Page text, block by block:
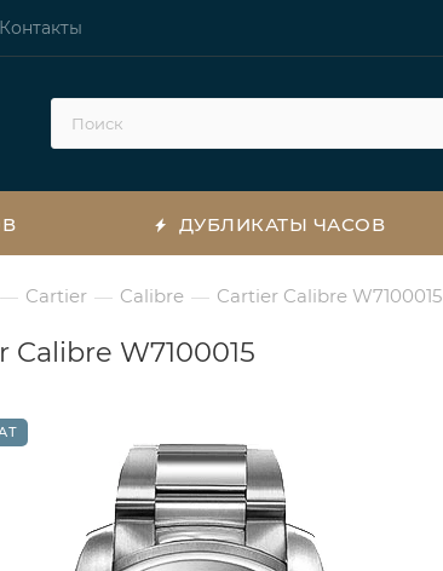
Контакты
ДУБЛИКАТЫ ЧАСОВ
— Cartier — Calibre — Cartier Calibre W7100015
Calibre W7100015